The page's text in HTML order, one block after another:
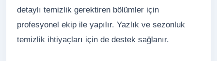
detaylı temizlik gerektiren bölümler için
profesyonel ekip ile yapılır. Yazlık ve sezonluk
temizlik ihtiyaçları için de destek sağlanır.